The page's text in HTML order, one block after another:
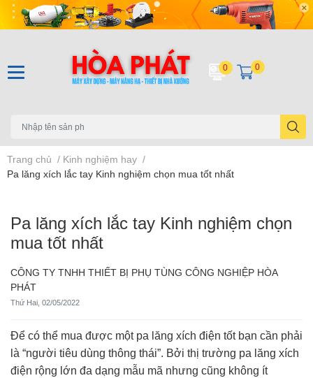
0 0
Trang chủ / Kinh nghiệm hay /
Pa lăng xích lắc tay Kinh nghiệm chọn mua tốt nhất
Pa lăng xích lắc tay Kinh nghiệm chọn
mua tốt nhất
CÔNG TY TNHH THIẾT BỊ PHỤ TÙNG CÔNG NGHIỆP HÒA
PHÁT
Thứ Hai, 02/05/2022
Để có thể mua được một pa lăng xích điện tốt bạn cần phải
là “người tiêu dùng thông thái”. Bởi thị trường pa lăng xích
điện rộng lớn đa dạng mẫu mã nhưng cũng không ít